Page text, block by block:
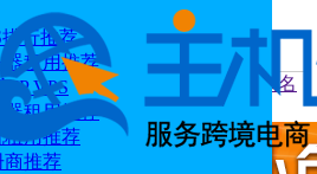
行推荐
租用推荐
IP VPS
租用推荐
租用推荐
商推荐
Namecheap黑五&网一活动预告 域名
机/企业邮箱享95%折扣